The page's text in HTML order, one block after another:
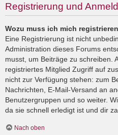
Registrierung und
Wozu muss ich mich
Eine Registrierung ist nicht
Administration dieses Forums
musst, um Beiträge zu schreiben.
registriertes Mitglied Zugriff auf
nicht zur Verfügung stehen: zum
Nachrichten, E-Mail-Versand an
Benutzergruppen und so weiter.
da sie schnell erledigt ist und dir
Nach oben